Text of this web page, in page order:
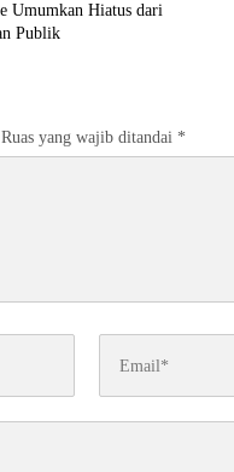
Umumkan Hiatus dari
Publik
Ruas yang wajib ditandai *